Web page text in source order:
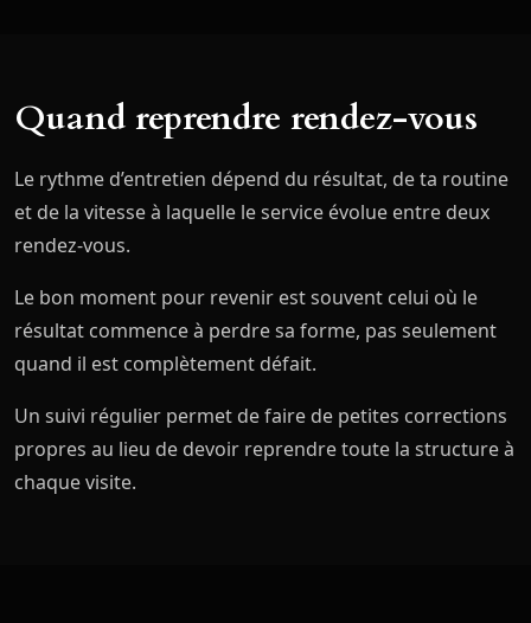
Quand reprendre rendez-vous
Le rythme d’entretien dépend du résultat, de ta routine
et de la vitesse à laquelle le service évolue entre deux
rendez-vous.
Le bon moment pour revenir est souvent celui où le
résultat commence à perdre sa forme, pas seulement
quand il est complètement défait.
Un suivi régulier permet de faire de petites corrections
propres au lieu de devoir reprendre toute la structure à
chaque visite.